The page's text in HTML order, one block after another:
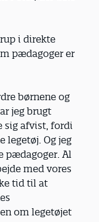
i direkte
pædagoger er
børnene og
jeg brugt
sig afvist, fordi
legetøj. Og jeg
pædagoger. Al
med vores
tid til at
om legetøjet